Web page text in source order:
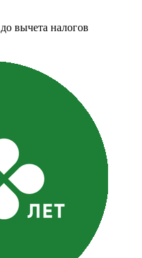
до вычета налогов